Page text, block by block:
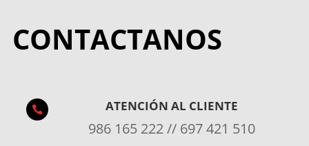
CONTACTANOS
 ATENCIÓN AL CLIENTE
986 165 222 // 697 421 510